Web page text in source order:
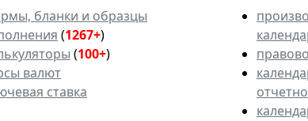
бланки и образцы
(1267+)
(100+)
валют
ставка